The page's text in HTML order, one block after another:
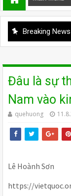
Breaking News
Mỹ và Vinhomes
Đâu là sự
Nam vào
quehuong
Lê Hoành Sơn
https://